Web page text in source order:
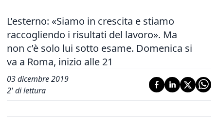
L’esterno: «Siamo in crescita e stiamo
raccogliendo i risultati del lavoro». Ma
non c’è solo lui sotto esame. Domenica si
va a Roma, inizio alle 21
03 dicembre 2019
2' di lettura